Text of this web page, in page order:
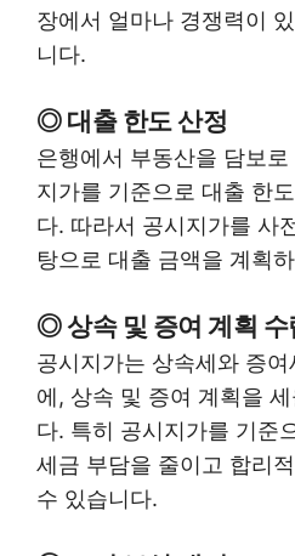
장에서 얼마나 경쟁력이
니다.
◎ 대출 한도 산정
은행에서 부동산을 담보
지가를 기준으로 대출 한
다. 따라서 공시지가를 사
탕으로 대출 금액을 계획
◎ 상속 및 증여 계획 수
공시지가는 상속세와 증
에, 상속 및 증여 계획을
다. 특히 공시지가를 기준
세금 부담을 줄이고 합리
수 있습니다.